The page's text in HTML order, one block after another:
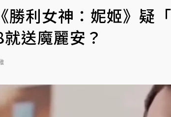
勝利女神：妮姬》疑
送魔麗安？